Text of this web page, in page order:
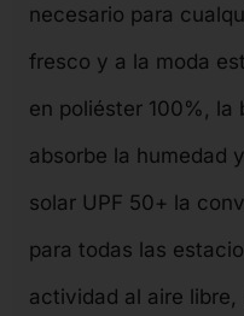
necesario para
fresco y a la moda
en poliéster 100%, la
absorbe la humedad
solar UPF 50+ la
para todas las
actividad al aire